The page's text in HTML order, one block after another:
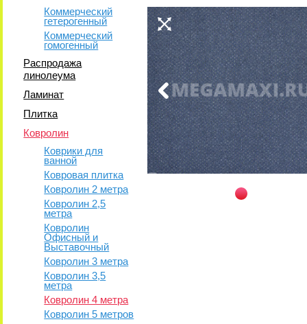
Коммерческий
гетерогенный
Коммерческий
гомогенный
Распродажа
линолеума
Ламинат
Плитка
Ковролин
Коврики для
ванной
Ковровая плитка
Ковролин 2 метра
Ковролин 2,5
метра
Ковролин
Офисный и
Выставочный
Ковролин 3 метра
Ковролин 3,5
метра
Ковролин 4 метра
Ковролин 5 метров